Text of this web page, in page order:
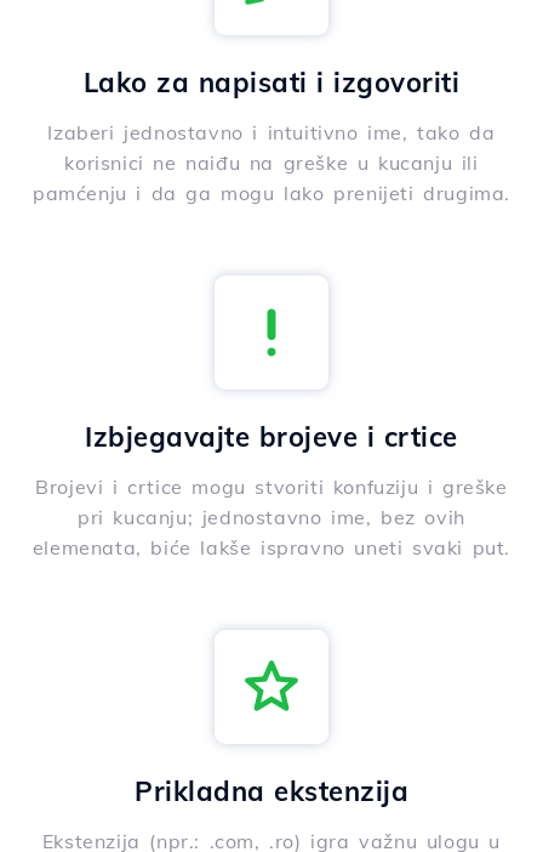
Lako za napisati i izgovoriti
Izaberi jednostavno i intuitivno ime, tako da
korisnici ne naiđu na greške u kucanju ili
pamćenju i da ga mogu lako prenijeti drugima.
Izbjegavajte brojeve i crtice
Brojevi i crtice mogu stvoriti konfuziju i greške
pri kucanju; jednostavno ime, bez ovih
elemenata, biće lakše ispravno uneti svaki put.
Prikladna ekstenzija
Ekstenzija (npr.: .com, .ro) igra važnu ulogu u